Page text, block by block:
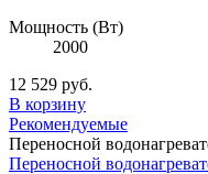
Мощность (Вт)
2000
12 529 руб.
В корзину
Рекомендуемые
Переносной
Переносной